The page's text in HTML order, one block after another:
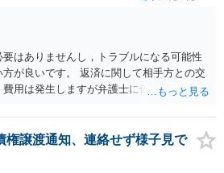
はありませんし，トラブルになる可能性
が良いです。 返済に関して相手方との交
用は発生しますが弁護士に依頼すること
る必要はなくなります。
権譲渡通知、連絡せず様子見で